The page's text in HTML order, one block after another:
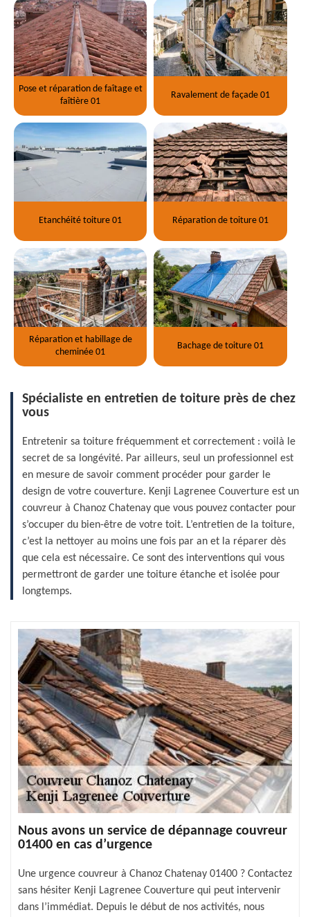
Pose et réparation de faîtage et
faîtière 01
Ravalement de façade 01
Etanchéité toiture 01 Réparation de toiture 01
Réparation et habillage de
cheminée 01
Bachage de toiture 01
Spécialiste en entretien de toiture près de chez
vous
Entretenir sa toiture fréquemment et correctement : voilà le
secret de sa longévité. Par ailleurs, seul un professionnel est
en mesure de savoir comment procéder pour garder le
design de votre couverture. Kenji Lagrenee Couverture est un
couvreur à Chanoz Chatenay que vous pouvez contacter pour
s’occuper du bien-être de votre toit. L’entretien de la toiture,
c’est la nettoyer au moins une fois par an et la réparer dès
que cela est nécessaire. Ce sont des interventions qui vous
permettront de garder une toiture étanche et isolée pour
longtemps.
Nous avons un service de dépannage couvreur
01400 en cas d’urgence
Une urgence couvreur à Chanoz Chatenay 01400 ? Contactez
sans hésiter Kenji Lagrenee Couverture qui peut intervenir
dans l’immédiat. Depuis le début de nos activités, nous